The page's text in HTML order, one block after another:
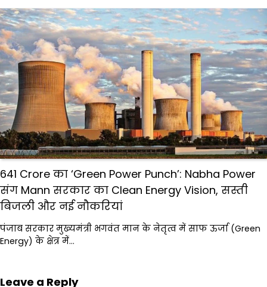
₹641 Crore का ‘Green Power Punch’: Nabha Power
संग Mann सरकार का Clean Energy Vision, सस्ती
बिजली और नई नौकरियां
पंजाब सरकार मुख्यमंत्री भगवंत मान के नेतृत्व में साफ ऊर्जा (Green
Energy) के क्षेत्र में…
Leave a Reply